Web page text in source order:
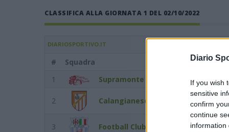
Diario
If you wish
sensitive
confirm
continue
information
CLASSIFICA ALLA GIORNATA 1 DEL 02/10/2022
DIARIOSPORTIVO.IT
#
Squadra Punti
1
Supramonte 3
2 Calangianese 3
3 Football Club Biasì 3